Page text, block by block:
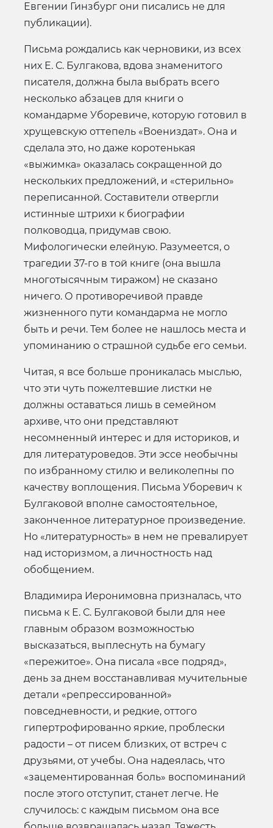
Евгении Гинзбург они писались не для
публикации).
Письма рождались как черновики, из всех
них Е. С. Булгакова, вдова знаменитого
писателя, должна была выбрать всего
несколько абзацев для книги о
командарме Уборевиче, которую готовил в
хрущевскую оттепель «Воениздат». Она и
сделала это, но даже коротенькая
«выжимка» оказалась сокращенной до
нескольких предложений, и «стерильно»
переписанной. Составители отвергли
истинные штрихи к биографии
полководца, придумав свою.
Мифологически елейную. Разумеется, о
трагедии 37-го в той книге (она вышла
многотысячным тиражом) не сказано
ничего. О противоречивой правде
жизненного пути командарма не могло
быть и речи. Тем более не нашлось места и
упоминанию о страшной судьбе его семьи.
Читая, я все больше проникалась мыслью,
что эти чуть пожелтевшие листки не
должны оставаться лишь в семейном
архиве, что они представляют
несомненный интерес и для историков, и
для литературоведов. Эти эссе необычны
по избранному стилю и великолепны по
качеству воплощения. Письма Уборевич к
Булгаковой вполне самостоятельное,
законченное литературное произведение.
Но «литературность» в нем не превалирует
над историзмом, а личностность над
обобщением.
Владимира Иеронимовна призналась, что
письма к Е. С. Булгаковой были для нее
главным образом возможностью
высказаться, выплеснуть на бумагу
«пережитое». Она писала «все подряд»,
день за днем восстанавливая мучительные
детали «репрессированной»
повседневности, и редкие, оттого
гипертрофированно яркие, проблески
радости – от писем близких, от встреч с
друзьями, от учебы. Она надеялась, что
«зацементированная боль» воспоминаний
после этого отступит, станет легче. Не
случилось: с каждым письмом она все